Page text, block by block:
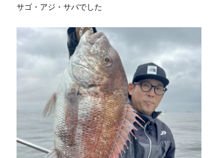
サゴ・アジ・サバでした